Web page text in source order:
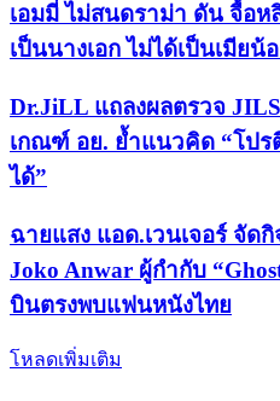
เอมมี่ ไม่สนดราม่า ดัน จื้อ
เป็นนางเอก ไม่ได้เป็นเมียน้
Dr.JiLL แถลงผลตรวจ
เกณฑ์ อย. ย้ำแนวคิด “โป
ได้”
ฉายแสง แอด.เวนเจอร์ จัด
Joko Anwar ผู้กำกับ
บินตรงพบแฟนหนังไทย
โหลดเพิ่มเติม